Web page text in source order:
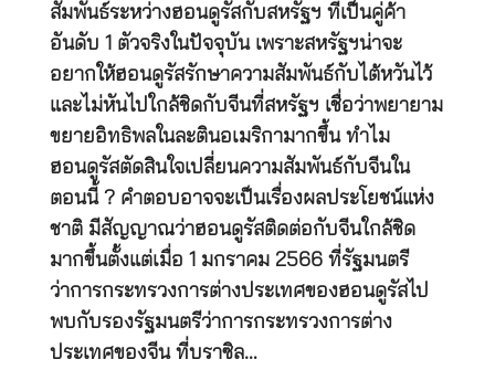
สัมพันธ์ระหว่างฮอนดูรัสกับสหรัฐฯ ที่เป็นคู่ค้า
อันดับ 1 ตัวจริงในปัจจุบัน เพราะสหรัฐฯน่าจะ
อยากให้ฮอนดูรัสรักษาความสัมพันธ์กับไต้หวันไว้
และไม่หันไปใกล้ชิดกับจีนที่สหรัฐฯ เชื่อว่าพยายาม
ขยายอิทธิพลในละตินอเมริกามากขึ้น ทำไม
ฮอนดูรัสตัดสินใจเปลี่ยนความสัมพันธ์กับจีนใน
ตอนนี้ ? คำตอบอาจจะเป็นเรื่องผลประโยชน์แห่ง
ชาติ มีสัญญาณว่าฮอนดูรัสติดต่อกับจีนใกล้ชิด
มากขึ้นตั้งแต่เมื่อ 1 มกราคม 2566 ที่รัฐมนตรี
ว่าการกระทรวงการต่างประเทศของฮอนดูรัสไป
พบกับรองรัฐมนตรีว่าการกระทรวงการต่าง
ประเทศของจีน ที่บราซิล…